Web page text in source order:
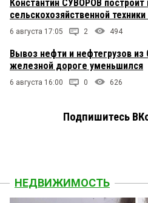
Константин СУВОРОВ
сельскохозяйственной
6 августа 17:05 2 494
Вывоз нефти и нефтегрузов
железной дороге уменьшился
6 августа 16:00 0 626
Подпишитесь
НЕДВИЖИМОСТЬ